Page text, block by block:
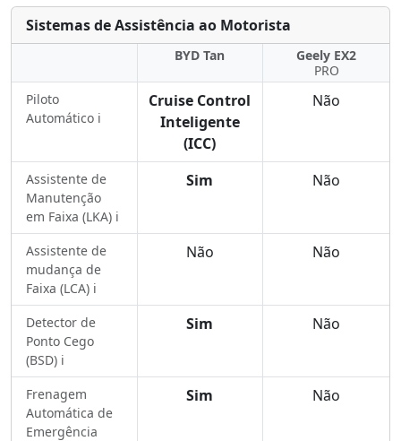
Sistemas de Assistência ao Motorista
BYD Tan
Geely EX2
PRO
Piloto
Automático ℹ️
Cruise Control
Inteligente
(ICC)
Não
Assistente de
Manutenção
em Faixa (LKA) ℹ️
Sim Não
Assistente de
mudança de
Faixa (LCA) ℹ️
Não Não
Detector de
Ponto Cego
(BSD) ℹ️
Sim Não
Frenagem
Automática de
Emergência
Sim Não